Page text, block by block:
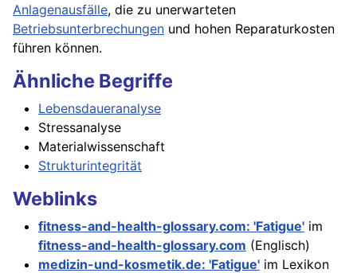
Anlagenausfälle, die zu unerwarteten
Betriebsunterbrechungen und hohen Reparaturkosten
führen können.
Ähnliche Begriffe
Lebensdaueranalyse
Stressanalyse
Materialwissenschaft
Strukturintegrität
Weblinks
fitness-and-health-glossary.com: 'Fatigue' im
fitness-and-health-glossary.com (Englisch)
medizin-und-kosmetik.de: 'Fatigue' im Lexikon